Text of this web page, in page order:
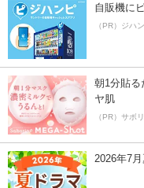
自販機に
（PR）ジハ
朝1分貼る
ヤ肌
（PR）サボ
2026年7